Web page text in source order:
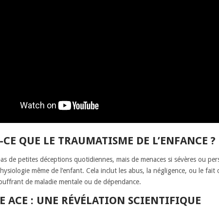
CE QUE LE TRAUMATISME DE L’ENFANCE ?
de petites déceptions quotidiennes, mais de menaces si sévères ou
même de l’enfant. Cela inclut les abus, la négligence, ou le fait
de maladie mentale ou de dépendance.
ACE : UNE RÉVÉLATION SCIENTIFIQUE